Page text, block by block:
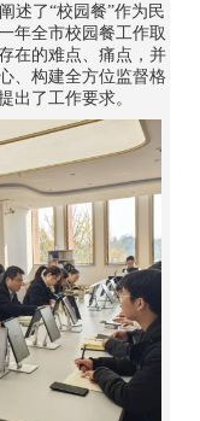
述了“校园餐”作为民
年全市校园餐工作取
在的难点、痛点，并
、构建全方位监督格
出了工作要求。